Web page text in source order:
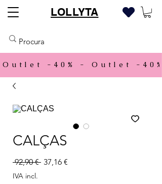
LOLLYTA
Outlet -40% -
CALÇAS
92,90 € Preço normal
37,16 €
IVA incl.